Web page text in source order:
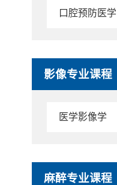
口腔预防医学
影像专业课程
医学影像学
麻醉专业课程